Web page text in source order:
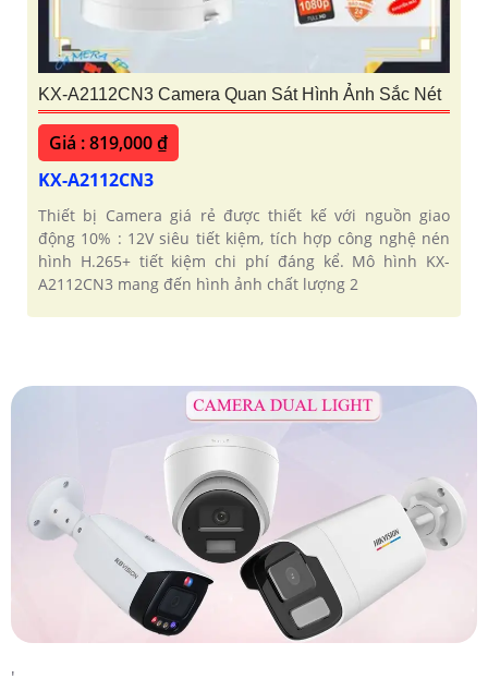
KX-A2112CN3 Camera Quan Sát Hình Ảnh Sắc Nét
Giá : 819,000 ₫
KX-A2112CN3
Thiết bị Camera giá rẻ được thiết kế với nguồn giao
động 10% : 12V siêu tiết kiệm, tích hợp công nghệ nén
hình H.265+ tiết kiệm chi phí đáng kể. Mô hình KX-
A2112CN3 mang đến hình ảnh chất lượng 2
'